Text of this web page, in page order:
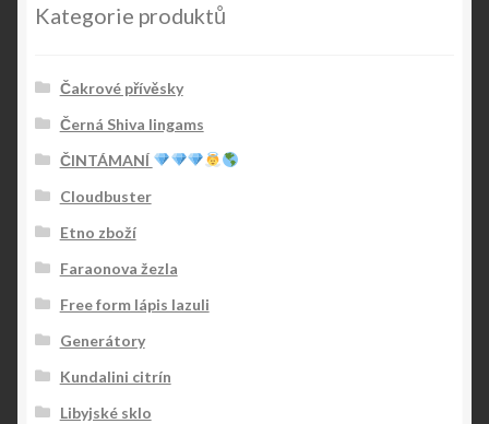
Kategorie produktů
Čakrové přívěsky
Černá Shiva lingams
ČINTÁMANÍ
Cloudbuster
Etno zboží
Faraonova žezla
Free form lápis lazuli
Generátory
Kundalini citrín
Libyjské sklo